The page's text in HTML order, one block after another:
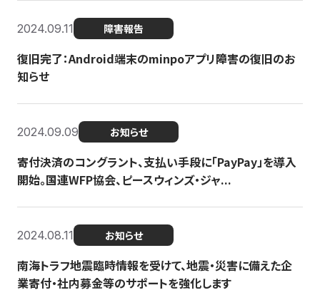
2024.09.11 障害報告
復旧完了：Android端末のminpoアプリ障害の復旧のお
知らせ
2024.09.09 お知らせ
寄付決済のコングラント、支払い手段に「PayPay」を導入
開始。国連WFP協会、ピースウィンズ・ジャ...
2024.08.11 お知らせ
南海トラフ地震臨時情報を受けて、地震・災害に備えた企
業寄付・社内募金等のサポートを強化します